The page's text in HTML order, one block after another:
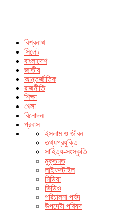
বিশ্বনাথ
সিলেট
বাংলাদেশ
জাতীয়
আন্তর্জাতিক
রাজনীতি
শিক্ষা
খেলা
বিনোদন
প্রবাস
ইসলাম ও জীবন
তথ্যপ্রযুক্তি
সাহিত্য-সংস্কৃতি
মুক্তমত
লাইফস্টাইল
মিডিয়া
ভিডিও
পরিচালনা পর্ষদ
উপদেষ্টা পরিষদ